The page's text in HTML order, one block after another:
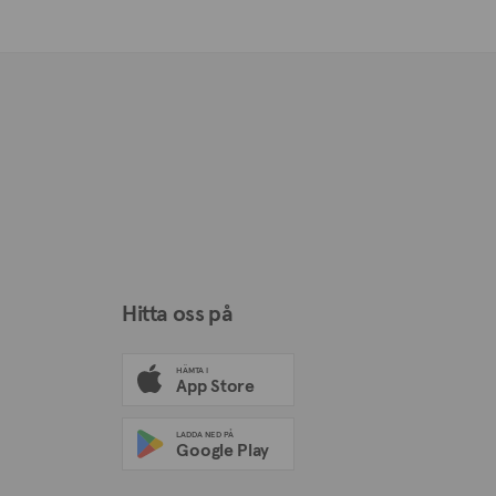
Hitta oss på
HÄMTA I
App Store
LADDA NED PÅ
Google Play